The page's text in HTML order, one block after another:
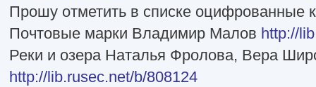
Прошу отметить в списке оцифрованные
Почтовые марки Владимир Малов http://
Реки и озера Наталья Фролова, Вера
http://lib.rusec.net/b/808124